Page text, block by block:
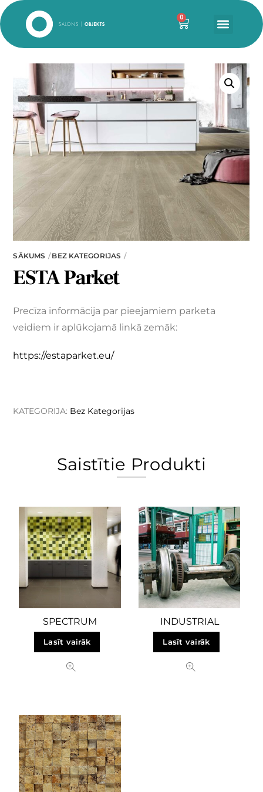
0
SĀKUMS BEZ KATEGORIJAS
ESTA Parket
Precīza informācija par pieejamiem parketa
veidiem ir aplūkojamā linkā zemāk:
https://estaparket.eu/
KATEGORIJA: Bez Kategorijas
Saistītie Produkti
SPECTRUM
Lasīt vairāk
INDUSTRIAL
Lasīt vairāk